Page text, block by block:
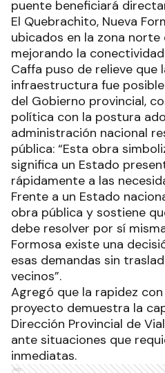
puente beneficiará
El Quebrachito, Nueva
ubicados en la zona norte
mejorando la
Caffa puso de relieve que
infraestructura fue
del Gobierno provincial,
política con la postura
administración nacional
pública: “Esta obra
significa un Estado
rápidamente a las
Frente a un Estado
obra pública y sostiene
debe resolver por sí
Formosa existe una
esas demandas sin
vecinos”.
Agregó que la rapidez
proyecto demuestra la
Dirección Provincial de
ante situaciones que
inmediatas.
Ads